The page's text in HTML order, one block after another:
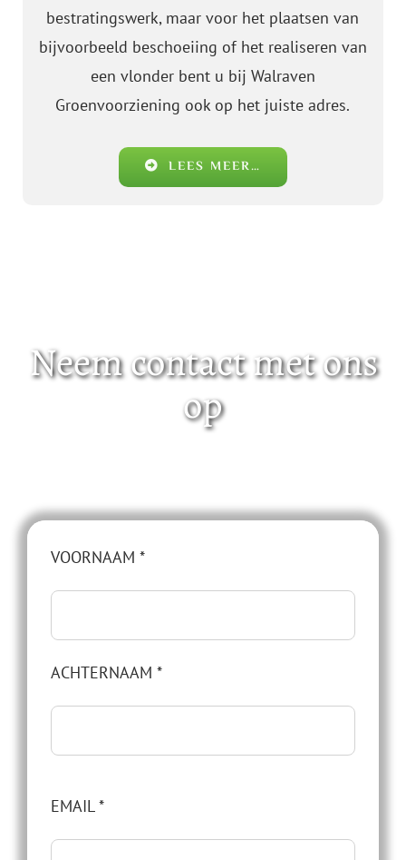
bestratingswerk, maar voor het plaatsen van
bijvoorbeeld beschoeiing of het realiseren van
een vlonder bent u bij Walraven
Groenvoorziening ook op het juiste adres.
LEES MEER…
Neem contact met ons
op
VOORNAAM *
ACHTERNAAM *
EMAIL *